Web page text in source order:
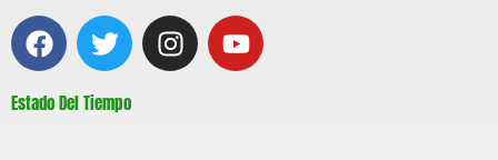
F
a
e
T
w
t
I
n
Y
o
Estado Del Tiempo